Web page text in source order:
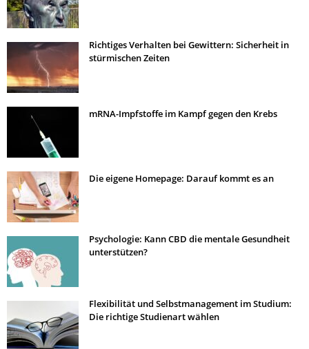
Richtiges Verhalten bei Gewittern: Sicherheit in
stürmischen Zeiten
mRNA-Impfstoffe im Kampf gegen den Krebs
Die eigene Homepage: Darauf kommt es an
Psychologie: Kann CBD die mentale Gesundheit
unterstützen?
Flexibilität und Selbstmanagement im Studium:
Die richtige Studienart wählen